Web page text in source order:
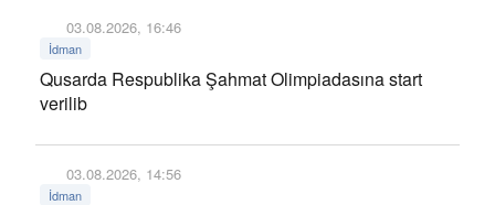
03.08.2026, 16:46
İdman
Qusarda Respublika Şahmat Olimpiadasına start
verilib
03.08.2026, 14:56
İdman